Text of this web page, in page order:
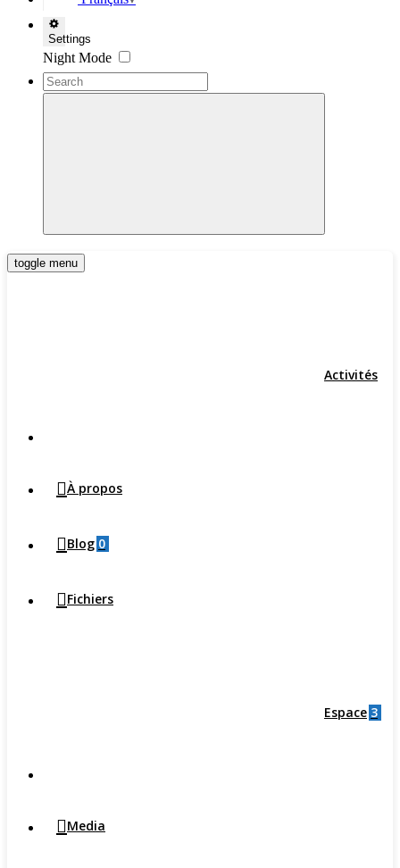
Settings
Night Mode
toggle menu
Activités
À propos
Blog 0
Fichiers
Espace 3
Media